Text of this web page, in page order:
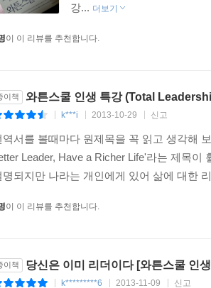
강... 더보기
이 이 리뷰를 추천합니다.
이책 와튼스쿨 인생 특강 (Total
k***i 2013-10-29 신고
역서를 볼때마다 원제목을 꼭 읽고 생각해
Leader, Have a Richer Life'라는 제목
명되지만 나라는 개인에게 있어 삶에 대한
이 이 리뷰를 추천합니다.
이책 당신은 이미 리더이다 [와튼스쿨 인
k*********6 2013-11-09 신고